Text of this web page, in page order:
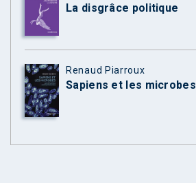
La disgrâce politique
Renaud Piarroux
Sapiens et les microbes